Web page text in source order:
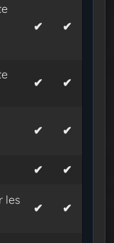
✔ ✔
✔ ✔
✔ ✔
✔ ✔
les
✔ ✔